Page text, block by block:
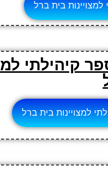
בית ברל
קיהילתי
למצויינות בית ברל